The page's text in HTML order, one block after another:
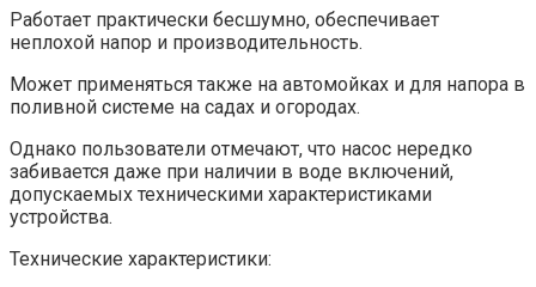
Работает практически бесшумно, обеспечивает
неплохой напор и производительность.
Может применяться также на автомойках и для напора в
поливной системе на садах и огородах.
Однако пользователи отмечают, что насос нередко
забивается даже при наличии в воде включений,
допускаемых техническими характеристиками
устройства.
Технические характеристики: